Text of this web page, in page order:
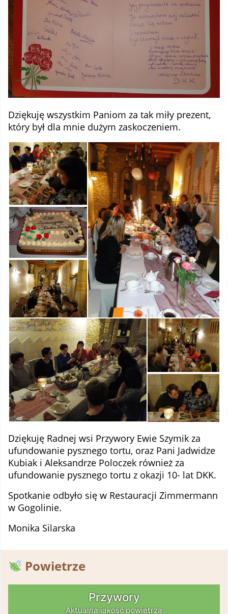
Dziękuję wszystkim Paniom za tak miły prezent,
który był dla mnie dużym zaskoczeniem.
Dziękuję Radnej wsi Przywory Ewie Szymik za
ufundowanie pysznego tortu, oraz Pani Jadwidze
Kubiak i Aleksandrze Poloczek również za
ufundowanie pysznego tortu z okazji 10- lat DKK.
Spotkanie odbyło się w Restauracji Zimmermann
w Gogolinie.
Monika Silarska
Powietrze